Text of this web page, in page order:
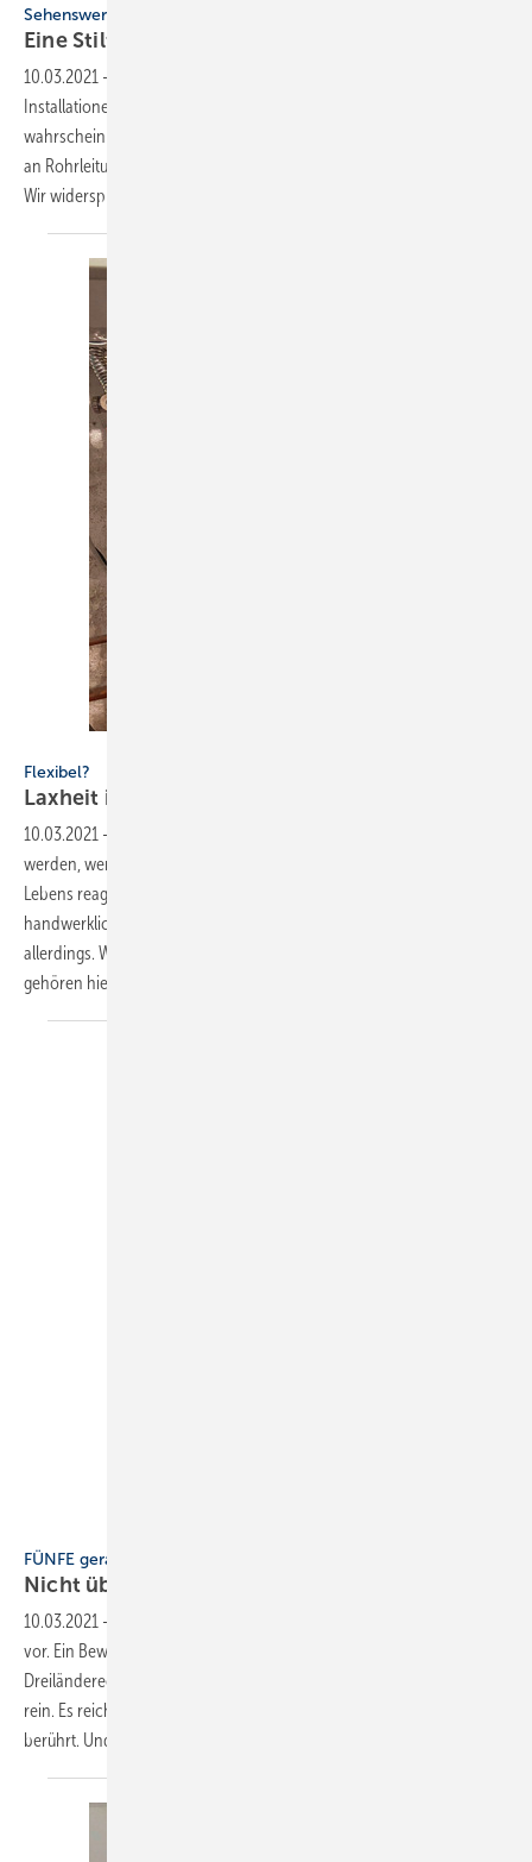
Sehenswertes Rohrgetümmel
Eine Stilfrage?
10.03.2021 -
Installationen plant und baut, wird mit seiner Handschrift
wahrscheinlich immer auffallen. Meistens wird ein solcher Wildwuchs
an Rohrleitungen damit begründet, dass es auf die Funktion ankommt.
Wir widersprechen mal nicht und behaupten
Flexibel?
Laxheit ist nicht immer eine
10.03.2021 -
werden, wenn man flexibel und großzügig auf Anforderungen des
Lebens reagiert. Ob dieser Grundsatz dann auch auf jede
handwerkliche Herausforderung anzuwenden ist, bezweifeln wir
allerdings. Wir meinen: Panzerschlauch und Edelstahlwellrohr
gehören hier...
FÜNFE gerade sein lassen
Nicht übertreiben
10.03.2021 -
vor. Ein Beweis dafür, dass wir auch anders können, stammt aus dem
Dreiländereck am Bodensee. Das Tauchrohr muss doch nicht so tief
rein. Es reicht auch, wenn es flexibel und leicht verdreht die Dichtung
berührt. Und daher gilt: „Hoch lebe